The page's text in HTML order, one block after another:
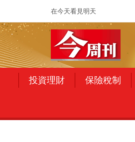
在今天看見明天
投資理財 保險稅制